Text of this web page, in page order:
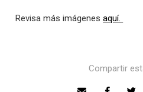
Revisa más imágenesaquí.
Compartir